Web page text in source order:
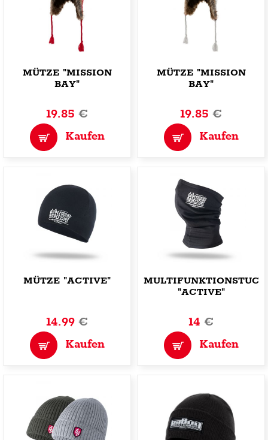
MÜTZE "MISSION
BAY"
19.85€
Kaufen
MÜTZE "MISSION
BAY"
19.85€
Kaufen
MÜTZE "ACTIVE"
14.99€
Kaufen
MULTIFUNKTIONSTUCH
"ACTIVE"
14€
Kaufen